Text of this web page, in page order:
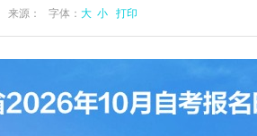
来源： 字体： 大 小 打印